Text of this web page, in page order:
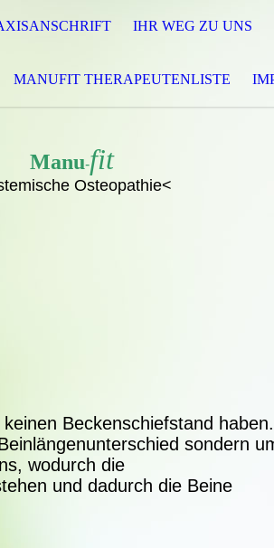
IHR WEG ZU UNS
MANUFIT THERAPEUTENLISTE
Manu-fit
Osteopathie<
Beckenschiefstand haben.
sondern
wodurch die
und dadurch die Beine